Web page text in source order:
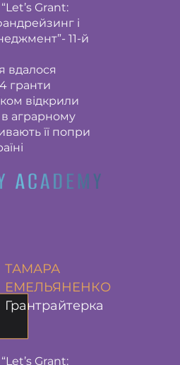
Grant:
і
11-й
вдалося
гранти
відкрили
аграрному
її попри
ТАМАРА
ЕМЕЛЬЯНЕНКО
Грантрайтерка
Grant: